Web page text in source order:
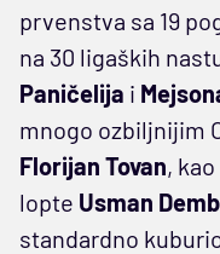
prvenstva sa 19
na 30 ligaških
Paničelija i
mnogo ozbiljnijim
Florijan Tovan,
lopte Usman
standardno